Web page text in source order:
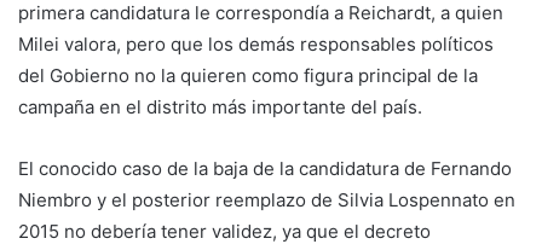
primera candidatura le correspondía a Reichardt, a quien
Milei valora, pero que los demás responsables políticos
del Gobierno no la quieren como figura principal de la
campaña en el distrito más importante del país.
El conocido caso de la baja de la candidatura de Fernando
Niembro y el posterior reemplazo de Silvia Lospennato en
2015 no debería tener validez, ya que el decreto